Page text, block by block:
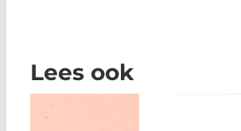
Lees ook